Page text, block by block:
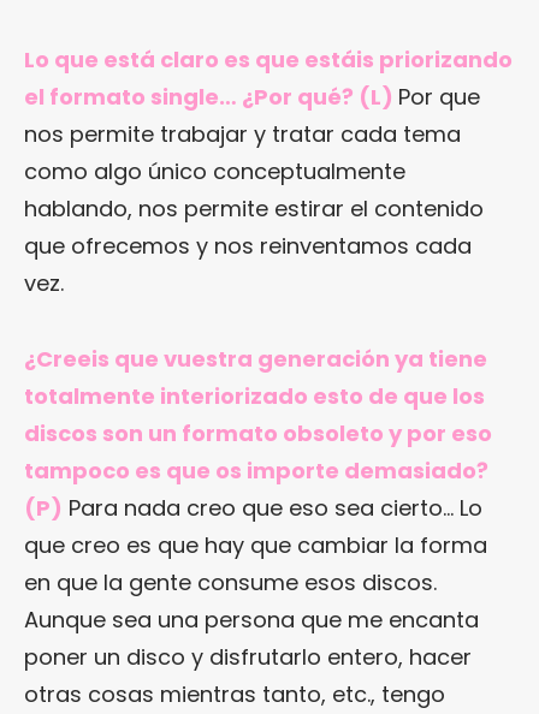
Lo que está claro es que estáis priorizando
el formato single… ¿Por qué? (L) Por que
nos permite trabajar y tratar cada tema
como algo único conceptualmente
hablando, nos permite estirar el contenido
que ofrecemos y nos reinventamos cada
vez.
¿Creeis que vuestra generación ya tiene
totalmente interiorizado esto de que los
discos son un formato obsoleto y por eso
tampoco es que os importe demasiado?
(P) Para nada creo que eso sea cierto… Lo
que creo es que hay que cambiar la forma
en que la gente consume esos discos.
Aunque sea una persona que me encanta
poner un disco y disfrutarlo entero, hacer
otras cosas mientras tanto, etc., tengo